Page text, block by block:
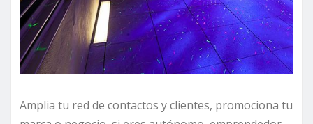
Amplia tu red de contactos y clientes, promociona tu